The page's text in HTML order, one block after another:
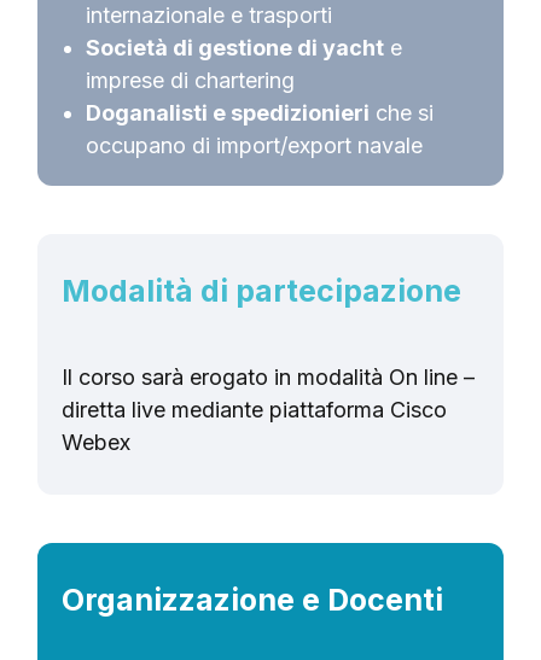
internazionale e trasporti
Società di gestione di yacht e
imprese di chartering
Doganalisti e spedizionieri che si
occupano di import/export navale
Modalità di partecipazione
Il corso sarà erogato in modalità On line –
diretta live mediante piattaforma Cisco
Webex
Organizzazione e Docenti